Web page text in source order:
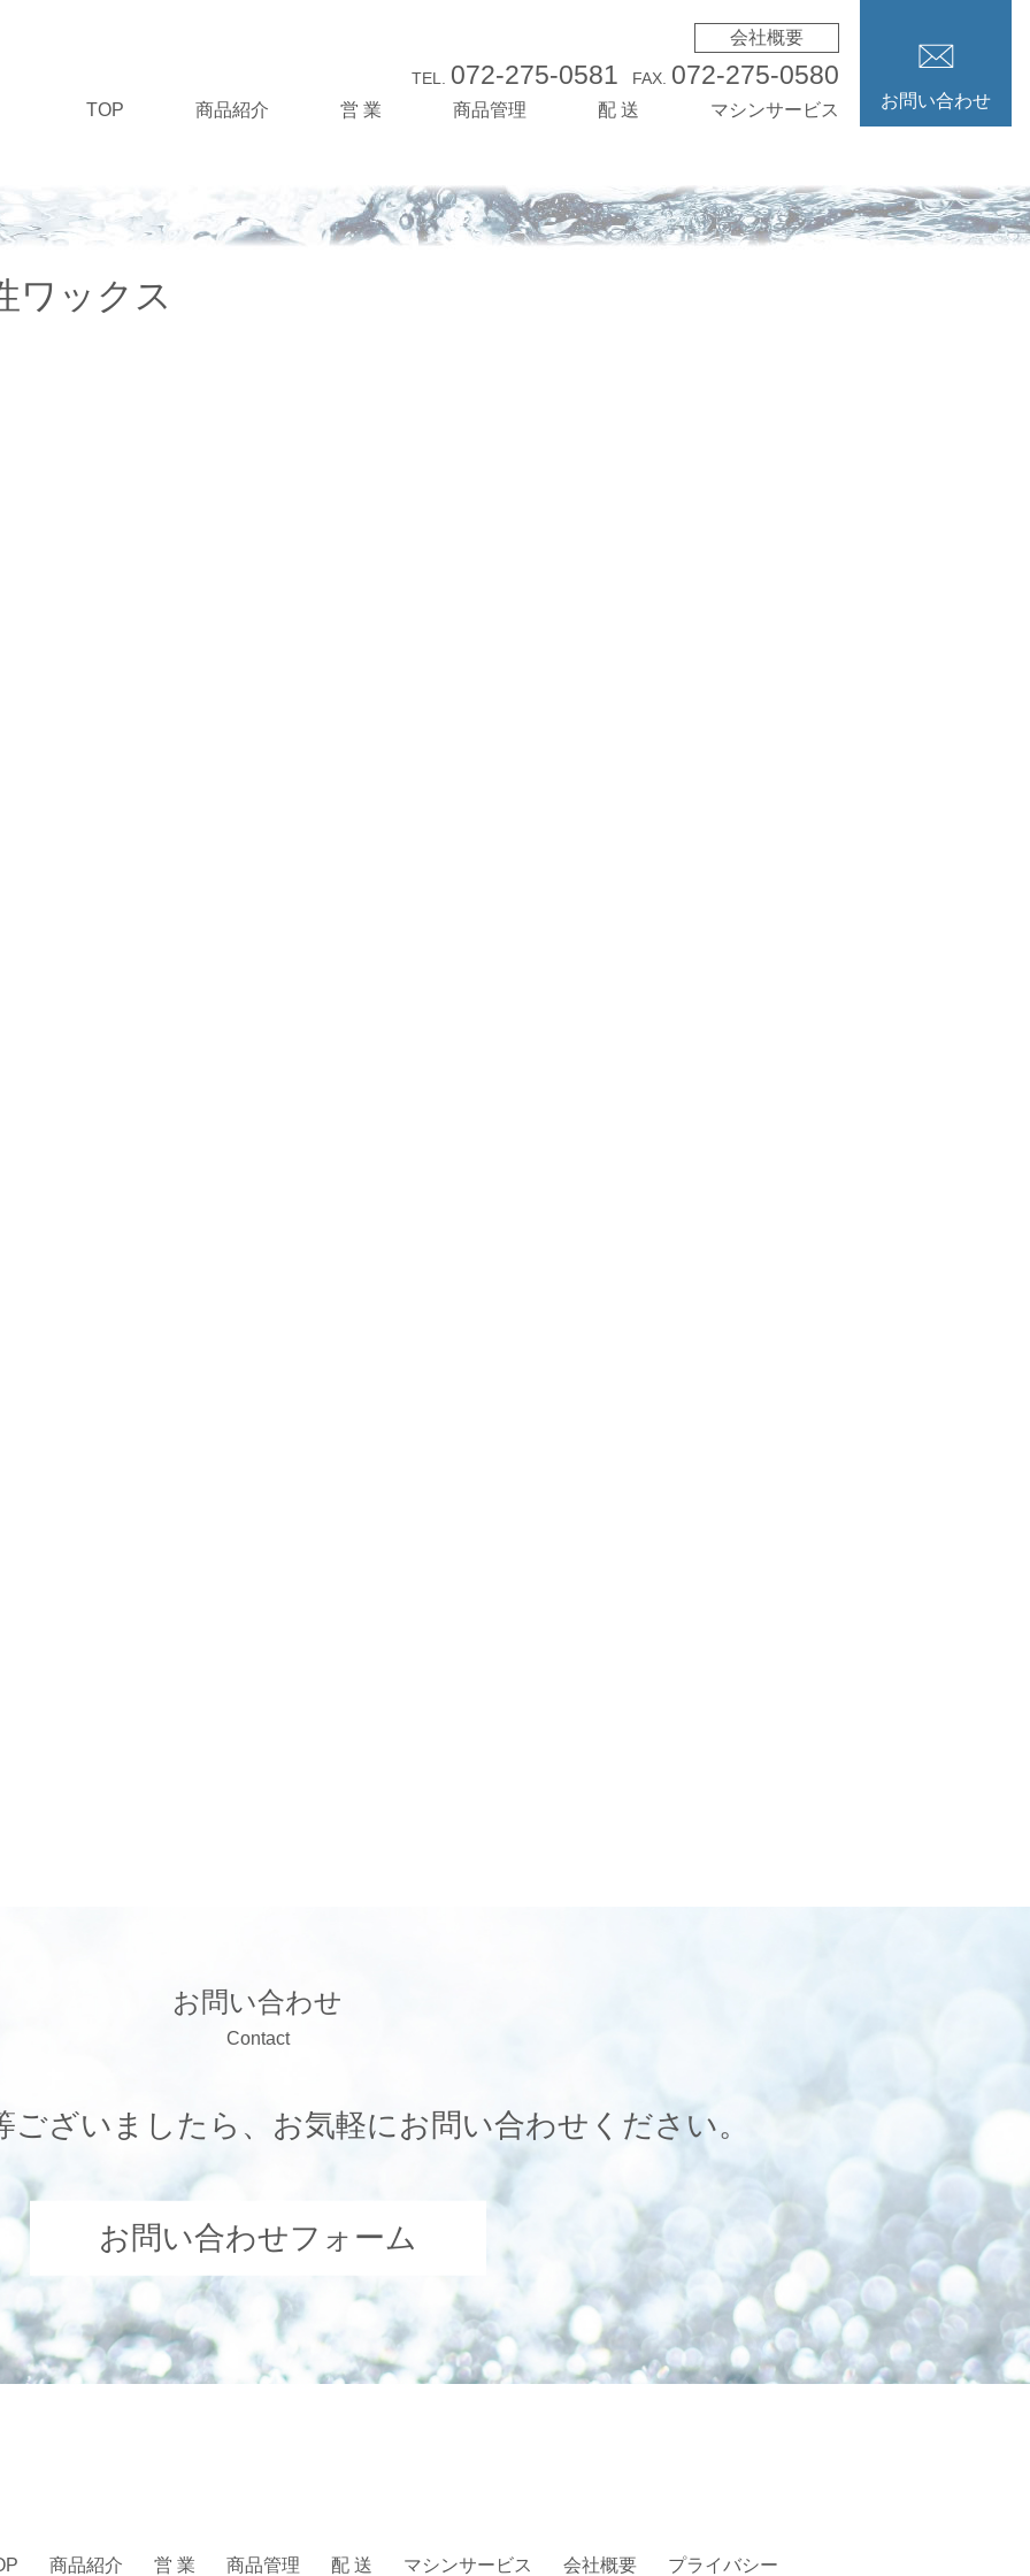
会社概要
TEL. 072-275-0581 FAX. 072-275-0580
TOP 商品紹介 営 業 商品管理 配 送 マシンサービス お問い合わせ
ワックス
お問い合わせ
Contact
ございましたら、お気軽にお問い合わせください。
お問い合わせフォーム
商品紹介 営 業 商品管理 配 送 マシンサービス 会社概要 プライバシー